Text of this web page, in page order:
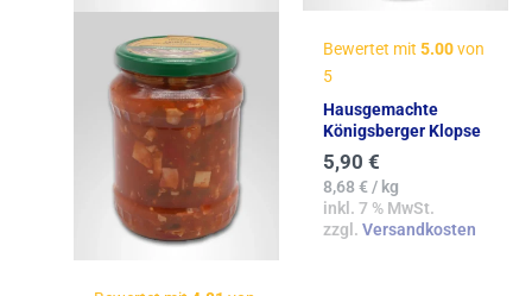
Bewertet mit 5.00von
5
Hausgemachte
Königsberger Klopse
5,90 €
8,68€/ kg
inkl. 7 % MwSt.
zzgl. Versandkosten